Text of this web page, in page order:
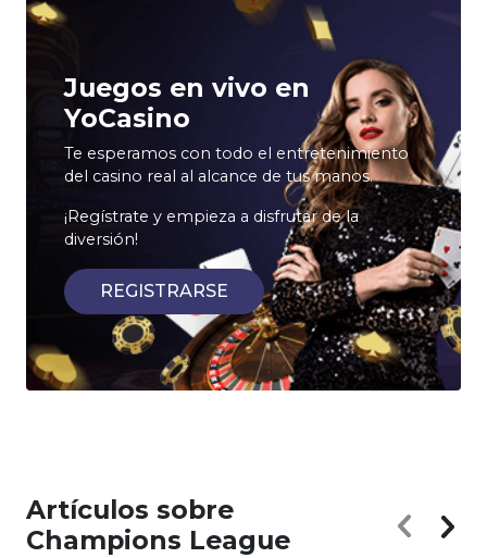
Juegos en vivo en
YoCasino
Te esperamos con todo el entretenimiento
del casino real al alcance de tus manos.
¡Regístrate y empieza a disfrutar de la
diversión!
REGISTRARSE
Artículos sobre
Champions League